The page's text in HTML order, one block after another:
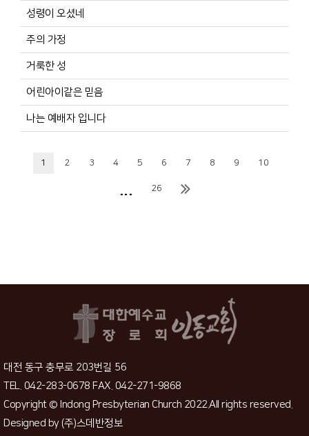
성령이 오셨네
주의 가정
거룩한 성
어린아이같은 믿음
나는 예배자 입니다
1 2 3 4 5 6 7 8 9 10
... 26
대전 동구 충무로 203번길 56
TEL. 042-283-0678 FAX. 042-271-9868
Copyright © Indong Presbyterian Church 2022.All rights reserved.
Designed by(주)스데반정보